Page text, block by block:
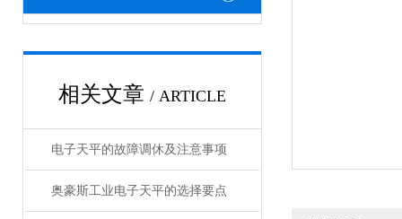
相关文章 / ARTICLE
电子天平的故障调休及注意事项
奥豪斯工业电子天平的选择要点